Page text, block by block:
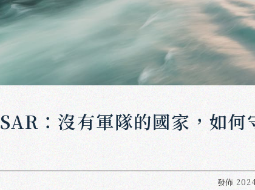
：沒有軍隊的國家，如何
發佈